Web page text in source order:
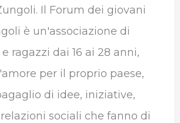
Il Forum dei giovani
è un'associazione di
ragazzi dai 16 ai 28 anni,
per il proprio paese,
di idee, iniziative,
sociali che fanno di